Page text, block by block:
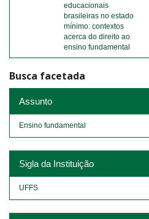
educacionais
brasileiras no estado
mínimo: contextos
acerca do direito ao
ensino fundamental
Busca facetada
Assunto
Ensino fundamental
Sigla da Instituição
UFFS